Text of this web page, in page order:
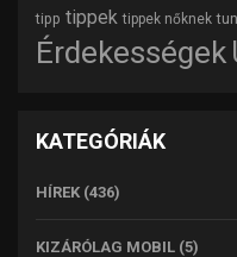
tipp tippek tippek nőknek
Érdekességek
KATEGÓRIÁK
HÍREK (436)
KIZÁRÓLAG MOBIL (5)